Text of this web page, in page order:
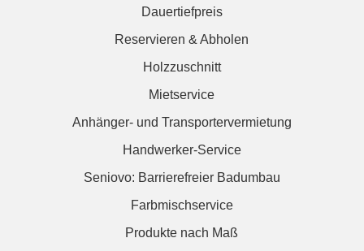
Dauertiefpreis
Reservieren & Abholen
Holzzuschnitt
Mietservice
Anhänger- und Transportervermietung
Handwerker-Service
Seniovo: Barrierefreier Badumbau
Farbmischservice
Produkte nach Maß